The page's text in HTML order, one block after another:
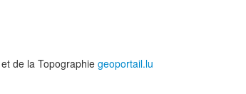
de la Topographiegeoportail.lu